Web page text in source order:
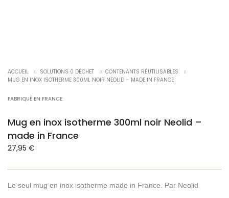
ACCUEIL SOLUTIONS 0 DÉCHET
CONTENANTS RÉUTILISABLES
MUG EN INOX ISOTHERME 300ML NOIR NEOLID – MADE IN FRANCE
FABRIQUÉ EN FRANCE
Mug en inox isotherme 300ml noir Neolid –
made in France
27,95 €
Le seul mug en inox isotherme made in France. Par Neolid